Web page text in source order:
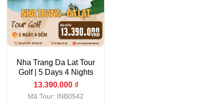
Nha Trang Da Lat Tour
Golf | 5 Days 4 Nights
13.390.000 ₫
Mã Tour: INB0542